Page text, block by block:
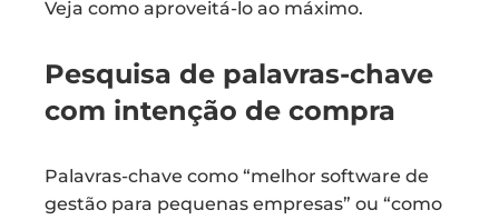
Veja como aproveitá-lo ao máximo.
Pesquisa de palavras-chave
com intenção de compra
Palavras-chave como “melhor software de
gestão para pequenas empresas” ou “como